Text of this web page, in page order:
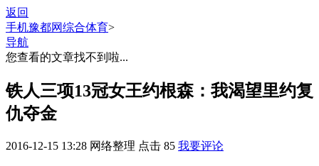
返回
手机豫都网综合体育>
导航
您查看的文章找不到啦...
铁人三项13冠女王约根森：我渴望里约复
仇夺金
2016-12-15 13:28 网络整理 点击 85 我要评论